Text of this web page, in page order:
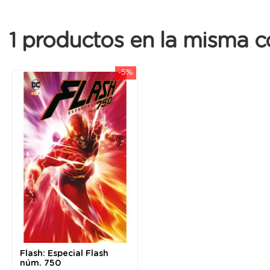
1 productos en la misma
-5%
Flash: Especial Flash
núm. 750